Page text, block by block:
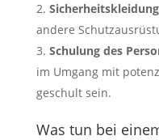
Sicherheitskleidung
andere
Schulung des
im Umgang mit
geschult sein.
Was tun bei